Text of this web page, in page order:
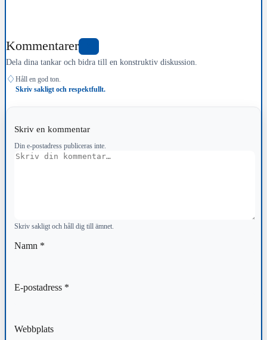
Kommentarer
Dela dina tankar och bidra till en konstruktiv diskussion.
♢ Håll en god ton.
Skriv sakligt och respektfullt.
Skriv en kommentar
Din e-postadress publiceras inte.
Kommentar
Skriv sakligt och håll dig till ämnet.
Namn *
E-postadress *
Webbplats